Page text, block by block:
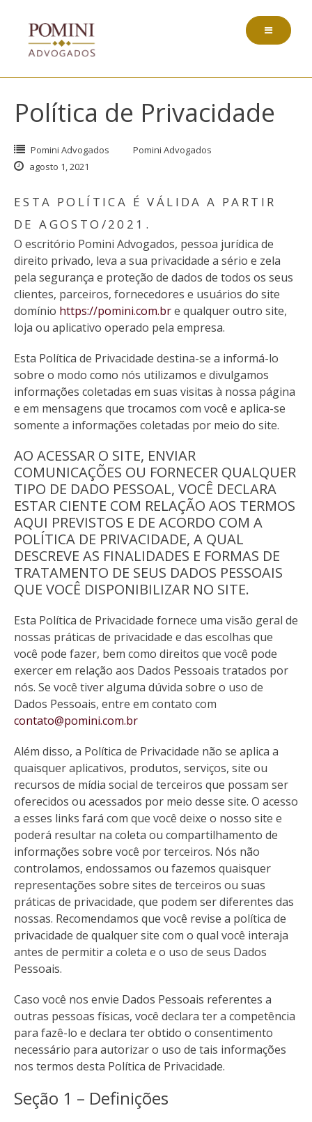
conteúdo
Política de Privacidade
Pomini Advogados
Pomini Advogados
agosto 1, 2021
ESTA POLÍTICA É VÁLIDA A PARTIR
DE AGOSTO/2021.
O escritório Pomini Advogados, pessoa jurídica de
direito privado, leva a sua privacidade a sério e zela
pela segurança e proteção de dados de todos os seus
clientes, parceiros, fornecedores e usuários do site
domínio https://pomini.com.bre qualquer outro site,
loja ou aplicativo operado pela empresa.
Esta Política de Privacidade destina-se a informá-lo
sobre o modo como nós utilizamos e divulgamos
informações coletadas em suas visitas à nossa página
e em mensagens que trocamos com você e aplica-se
somente a informações coletadas por meio do site.
AO ACESSAR O SITE, ENVIAR
COMUNICAÇÕES OU FORNECER QUALQUER
TIPO DE DADO PESSOAL, VOCÊ DECLARA
ESTAR CIENTE COM RELAÇÃO AOS TERMOS
AQUI PREVISTOS E DE ACORDO COM A
POLÍTICA DE PRIVACIDADE, A QUAL
DESCREVE AS FINALIDADES E FORMAS DE
TRATAMENTO DE SEUS DADOS PESSOAIS
QUE VOCÊ DISPONIBILIZAR NO SITE.
Esta Política de Privacidade fornece uma visão geral de
nossas práticas de privacidade e das escolhas que
você pode fazer, bem como direitos que você pode
exercer em relação aos Dados Pessoais tratados por
nós. Se você tiver alguma dúvida sobre o uso de
Dados Pessoais, entre em contato com
contato@pomini.com.br
Além disso, a Política de Privacidade não se aplica a
quaisquer aplicativos, produtos, serviços, site ou
recursos de mídia social de terceiros que possam ser
oferecidos ou acessados por meio desse site. O acesso
a esses links fará com que você deixe o nosso site e
poderá resultar na coleta ou compartilhamento de
informações sobre você por terceiros. Nós não
controlamos, endossamos ou fazemos quaisquer
representações sobre sites de terceiros ou suas
práticas de privacidade, que podem ser diferentes das
nossas. Recomendamos que você revise a política de
privacidade de qualquer site com o qual você interaja
antes de permitir a coleta e o uso de seus Dados
Pessoais.
Caso você nos envie Dados Pessoais referentes a
outras pessoas físicas, você declara ter a competência
para fazê-lo e declara ter obtido o consentimento
necessário para autorizar o uso de tais informações
nos termos desta Política de Privacidade.
Seção 1 – Definições